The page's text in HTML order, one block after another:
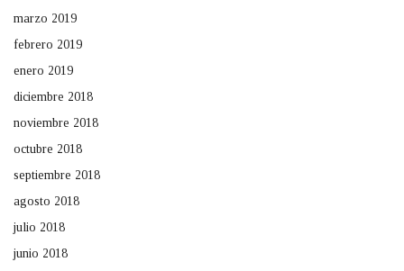
marzo 2019
febrero 2019
enero 2019
diciembre 2018
noviembre 2018
octubre 2018
septiembre 2018
agosto 2018
julio 2018
junio 2018